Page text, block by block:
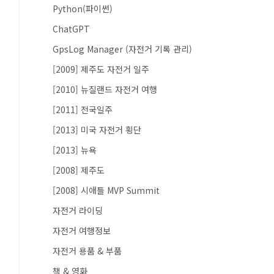
Python(파이썬)
ChatGPT
GpsLog Manager (자전거 기록 관리)
[2009] 제주도 자전거 일주
[2010] 뉴질랜드 자전거 여행
[2011] 전국일주
[2013] 미국 자전거 횡단
[2013] 뉴욕
[2008] 제주도
[2008] 시애틀 MVP Summit
자전거 라이딩
자전거 여행정보
자전거 용품 & 부품
책 & 영화